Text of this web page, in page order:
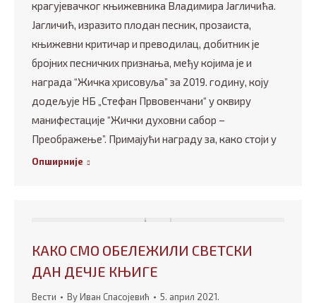
крагујевачког књижевника Владимира Јагличића.
Јагличић, изразито плодан песник, прозаиста,
књижевни критичар и преводилац, добитник је
бројних песничких признања, међу којима је и
награда “Жичка хрисовуља” за 2019. годину, коју
додељује НБ „Стефан Првовенчани“ у оквиру
манифестације “Жички духовни сабор –
Преображење”. Примајући награду за, како стоји у
Опширније
КАКО СМО ОБЕЛЕЖИЛИ СВЕТСКИ
ДАН ДЕЧЈЕ КЊИГЕ
Вести ByИван Спасојевић 5. април 2021.